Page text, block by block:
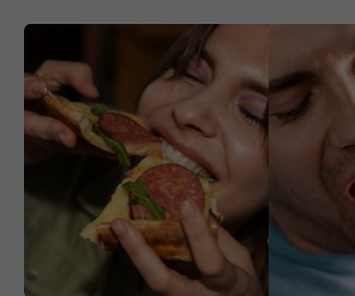
Greșeala care îți blochează
Andreea Chirilă: Creierul nu
"niciodată"
25 feb 2025, 12:00